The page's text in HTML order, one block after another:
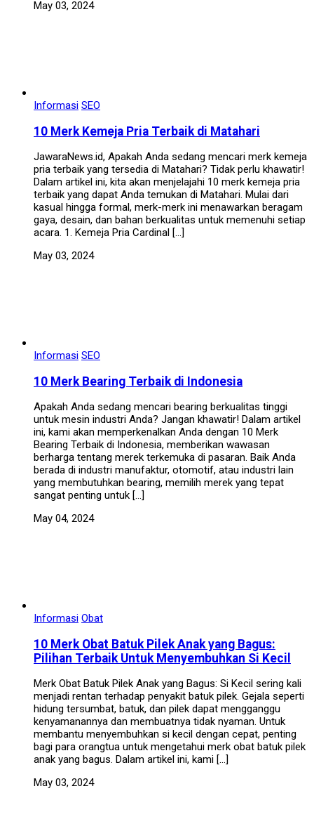
May 03, 2024
Informasi SEO
10 Merk Kemeja Pria Terbaik di Matahari
JawaraNews.id, Apakah Anda sedang mencari merk kemeja
pria terbaik yang tersedia di Matahari? Tidak perlu khawatir!
Dalam artikel ini, kita akan menjelajahi 10 merk kemeja pria
terbaik yang dapat Anda temukan di Matahari. Mulai dari
kasual hingga formal, merk-merk ini menawarkan beragam
gaya, desain, dan bahan berkualitas untuk memenuhi setiap
acara. 1. Kemeja Pria Cardinal […]
May 03, 2024
Informasi SEO
10 Merk Bearing Terbaik di Indonesia
Apakah Anda sedang mencari bearing berkualitas tinggi
untuk mesin industri Anda? Jangan khawatir! Dalam artikel
ini, kami akan memperkenalkan Anda dengan 10 Merk
Bearing Terbaik di Indonesia, memberikan wawasan
berharga tentang merek terkemuka di pasaran. Baik Anda
berada di industri manufaktur, otomotif, atau industri lain
yang membutuhkan bearing, memilih merek yang tepat
sangat penting untuk […]
May 04, 2024
Informasi Obat
10 Merk Obat Batuk Pilek Anak yang Bagus:
Pilihan Terbaik Untuk Menyembuhkan Si Kecil
Merk Obat Batuk Pilek Anak yang Bagus: Si Kecil sering kali
menjadi rentan terhadap penyakit batuk pilek. Gejala seperti
hidung tersumbat, batuk, dan pilek dapat mengganggu
kenyamanannya dan membuatnya tidak nyaman. Untuk
membantu menyembuhkan si kecil dengan cepat, penting
bagi para orangtua untuk mengetahui merk obat batuk pilek
anak yang bagus. Dalam artikel ini, kami […]
May 03, 2024